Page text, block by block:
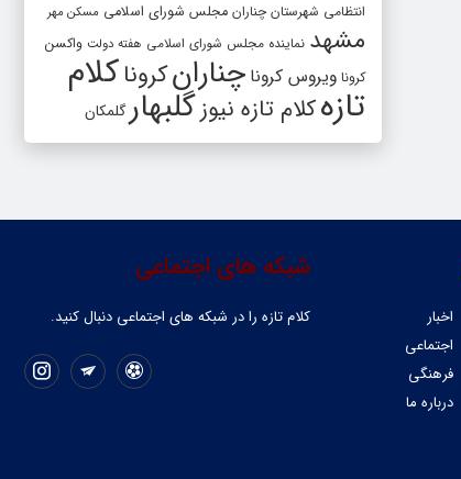
انتظامی شهرستان چناران مجلس شورای اسلامی مسکن مهر
مشهد نماینده مجلس شورای اسلامی هفته دولت واکسن
کرونا ویروس کرونا چنارانکروناکلام
تازهکلام تازه نیوزگلبهارگلمکان
شبکه های اجتماعی
کلام تازه را در شبکه ‌های اجتماعی دنبال کنید.
اخبار
اجتماعی
فرهنگی
درباره ما